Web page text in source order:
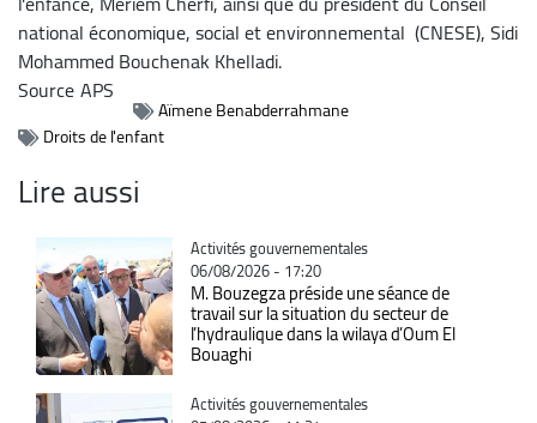
national économique, social et environnemental (CNESE), Sidi
Mohammed Bouchenak Khelladi.
SourceAPS
Aïmene Benabderrahmane
Droits de l'enfant
Lire aussi
Catégorie
Activités gouvernementales
06/08/2026 - 17:20
M. Bouzegza préside une séance de
travail sur la situation du secteur de
l’hydraulique dans la wilaya d’Oum El
Bouaghi
Catégorie
Activités gouvernementales